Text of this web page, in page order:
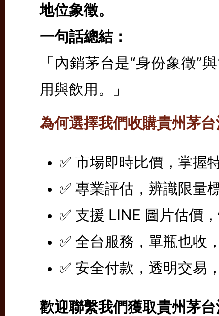
地位象徵。
一句話總結：
「內銷茅台是“身份象徵”
用與飲用。」
為何選擇我們收購貴州茅
✅ 市場即時比價，掌握
✅ 專業評估，辨識限量
✅ 支援 LINE 圖片估價
✅ 全台服務，單瓶也收
✅ 安全付款，透明交易
歡迎聯繫我們獲取貴州茅